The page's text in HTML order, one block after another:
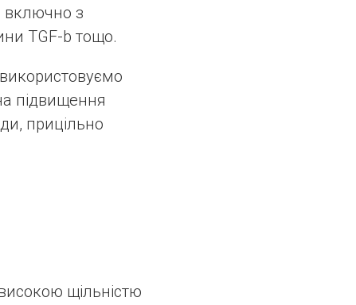
включно з
TGF-b тощо.
підвищення
прицільно
щільністю